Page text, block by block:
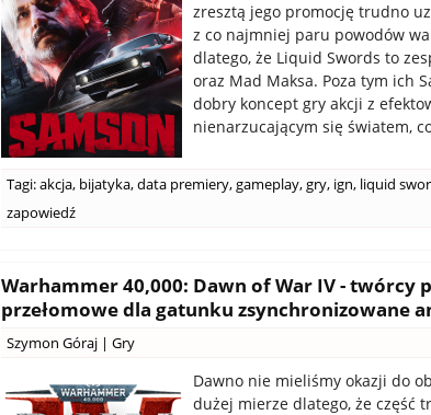
zresztą jego promocję trudno
z co najmniej paru powodów
dlatego, że Liquid Swords to
oraz Mad Maksa. Poza tym ich
dobry koncept gry akcji z
nienarzucającym się światem,
Tagi:akcja, bijatyka,data premiery,gameplay,gry, ign, liquid
zapowiedź
Warhammer 40,000: Dawn of War IV - twórcy
przełomowe dla gatunku zsynchronizowane
Szymon Góraj | Gry
Dawno nie mieliśmy okazji do
dużej mierze dlatego, że część